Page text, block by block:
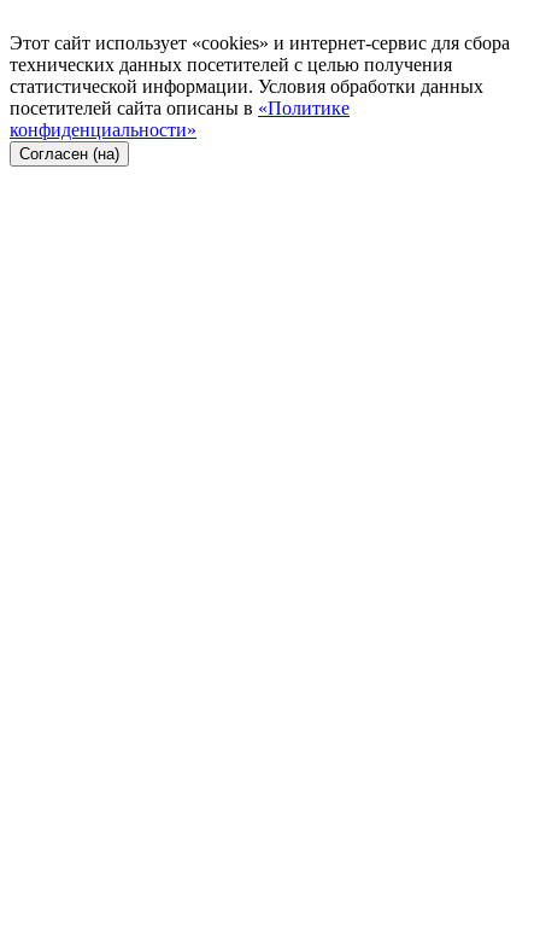
Этот сайт использует «cookies» и интернет-сервис для сбора
технических данных посетителей с целью получения
статистической информации. Условия обработки данных
посетителей сайта описаны в «Политике
конфиденциальности»
Согласен (на)